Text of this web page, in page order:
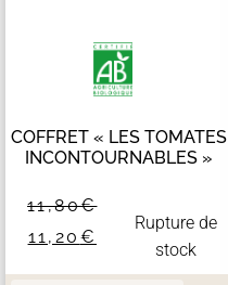
COFFRET « LES TOMATES
INCONTOURNABLES »
11,80€
11,20 €
Rupture de
stock